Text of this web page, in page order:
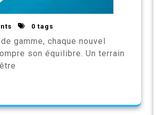
0 tags
gamme, chaque nouvel
son équilibre. Un terrain